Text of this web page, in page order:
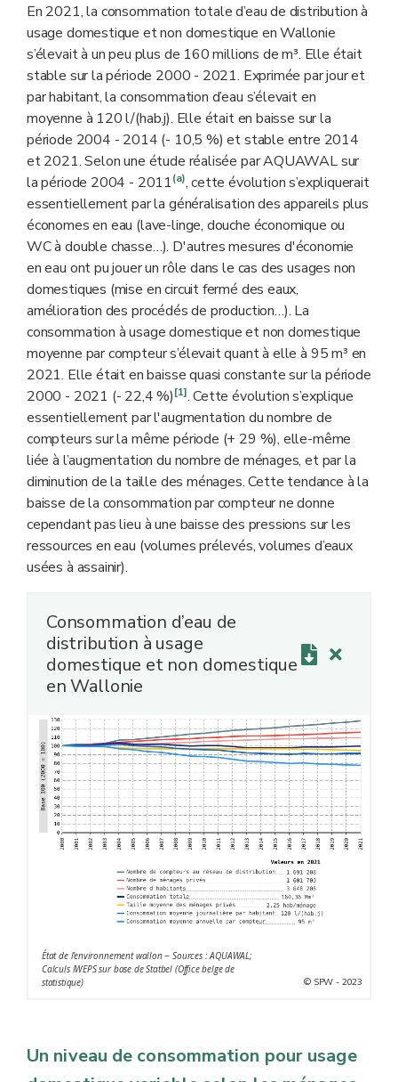
En 2021, la consommation totale d’eau de distribution à
usage domestique et non domestique en Wallonie
s’élevait à un peu plus de 160 millions de m³. Elle était
stable sur la période 2000 - 2021. Exprimée par jour et
par habitant, la consommation d’eau s’élevait en
moyenne à 120 l/(hab.j). Elle était en baisse sur la
période 2004 - 2014 (- 10,5 %) et stable entre 2014
et 2021. Selon une étude réalisée par AQUAWAL sur
la période 2004 - 2011(a), cette évolution s’expliquerait
essentiellement par la généralisation des appareils plus
économes en eau (lave-linge, douche économique ou
WC à double chasse…). D'autres mesures d'économie
en eau ont pu jouer un rôle dans le cas des usages non
domestiques (mise en circuit fermé des eaux,
amélioration des procédés de production…). La
consommation à usage domestique et non domestique
moyenne par compteur s’élevait quant à elle à 95 m³ en
2021. Elle était en baisse quasi constante sur la période
2000 - 2021 (- 22,4 %)[1]. Cette évolution s’explique
essentiellement par l'augmentation du nombre de
compteurs sur la même période (+ 29 %), elle-même
liée à l’augmentation du nombre de ménages, et par la
diminution de la taille des ménages. Cette tendance à la
baisse de la consommation par compteur ne donne
cependant pas lieu à une baisse des pressions sur les
ressources en eau (volumes prélevés, volumes d’eaux
usées à assainir).
Consommation d’eau de
distribution à usage
domestique et non domestique
en Wallonie
État de l'environnement wallon − Sources : AQUAWAL;
Calculs IWEPS sur base de Statbel (Office belge de
statistique)
© SPW - 2023
Un niveau de consommation pour usage